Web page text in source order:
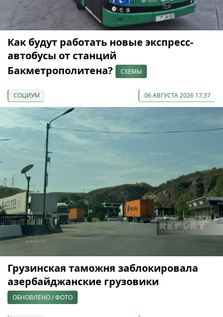
Как будут работать новые экспресс-
автобусы от станций
Бакметрополитена?
СХЕМЫ
СОЦИУМ 06 АВГУСТА 2026 17:37
Грузинская таможня заблокировала
азербайджанские грузовики
ОБНОВЛЕНО / ФОТО